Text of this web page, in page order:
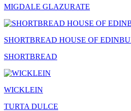
MIGDALE GLAZURATE
SHORTBREAD HOUSE OF
SHORTBREAD
WICKLEIN
TURTA DULCE